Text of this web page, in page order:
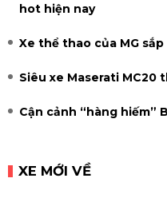
hot hiện nay
Xe thể thao của MG sắp
Siêu xe Maserati MC20
Cận cảnh “hàng hiếm”
XE MỚI VỀ